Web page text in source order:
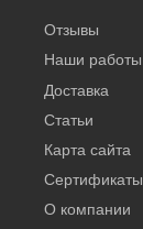
Отзывы
Наши работы
Доставка
Статьи
Карта сайта
Сертификаты
О компании